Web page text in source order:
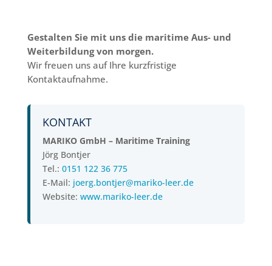
Gestalten Sie mit uns die maritime Aus- und
Weiterbildung von morgen.
Wir freuen uns auf Ihre kurzfristige
Kontaktaufnahme.
KONTAKT
MARIKO GmbH – Maritime Training
Jörg Bontjer
Tel.: 0151 122 36 775
E-Mail: joerg.bontjer@mariko-leer.de
Website: www.mariko-leer.de